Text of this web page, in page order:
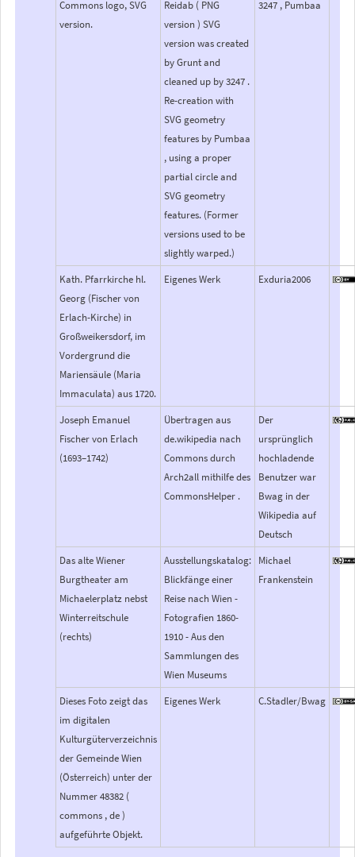
Commons logo, SVG
version.
Reidab ( PNG
version ) SVG
version was created
by Grunt and
cleaned up by 3247 .
Re-creation with
SVG geometry
features by Pumbaa
, using a proper
partial circle and
SVG geometry
features. (Former
versions used to be
slightly warped.)
3247 , Pumbaa
Kath. Pfarrkirche hl.
Georg (Fischer von
Erlach-Kirche) in
Großweikersdorf, im
Vordergrund die
Mariensäule (Maria
Immaculata) aus 1720.
Eigenes Werk Exduria2006
Joseph Emanuel
Fischer von Erlach
(1693–1742)
Übertragen aus
de.wikipedia nach
Commons durch
Arch2all mithilfe des
CommonsHelper .
Der
ursprünglich
hochladende
Benutzer war
Bwag in der
Wikipedia auf
Deutsch
Das alte Wiener
Burgtheater am
Michaelerplatz nebst
Winterreitschule
(rechts)
Ausstellungskatalog:
Blickfänge einer
Reise nach Wien -
Fotografien 1860-
1910 - Aus den
Sammlungen des
Wien Museums
Michael
Frankenstein
Dieses Foto zeigt das
im digitalen
Kulturgüterverzeichnis
der Gemeinde Wien
(Österreich) unter der
Nummer 48382 (
commons , de )
aufgeführte Objekt.
Eigenes Werk C.Stadler/Bwag